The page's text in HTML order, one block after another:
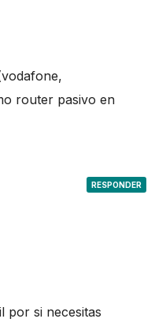
router pasivo en
RESPONDER
por si necesitas